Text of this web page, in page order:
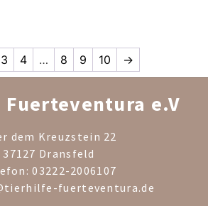
3 4 … 8 9 10 →
e.V
dem Kreuzstein 22
37127 Dransfeld
03222-2006107
fuerteventura.de